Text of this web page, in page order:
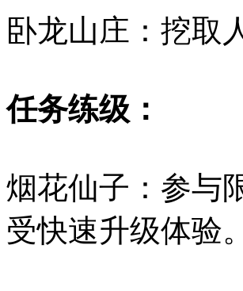
卧龙山庄：挖取
任务练级：
烟花仙子：参与
受快速升级体验。